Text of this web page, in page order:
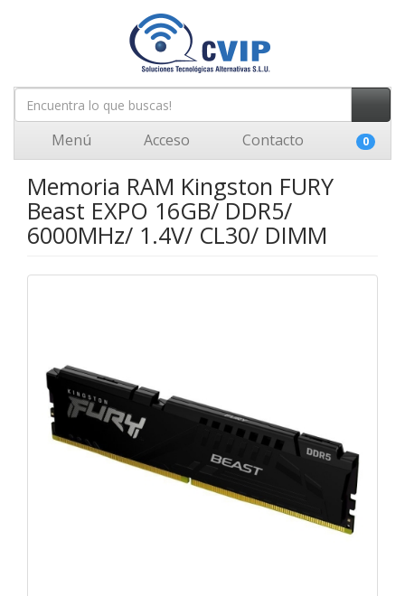
Menú Acceso Contacto 0
Memoria RAM Kingston FURY
Beast EXPO 16GB/ DDR5/
6000MHz/ 1.4V/ CL30/ DIMM